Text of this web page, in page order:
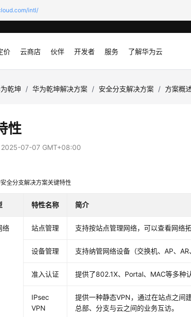
intl/
价 云商店 伙伴 开发者 服务 了解华为云
乾坤 / 华为乾坤解决方案 / 安全分支解决方案 / 方案概
性
2025-07-07 GMT+08:00
全分支解决方案关键特性
特性名称 简介
络 站点管理 支持按站点管理网络，可以查看网络
设备管理 支持纳管网络设备（交换机、AP、AR
准入认证 提供了802.1X、Portal、MAC等多种
IPsec
VPN
提供一种静态VPN，通过在站点之间
总部、分支与云之间的业务互访。